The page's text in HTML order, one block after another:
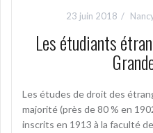
23 juin 2018
Les étudiants
Les études de droit des
majorité (près de 80 % en
inscrits en 1913 à la faculté